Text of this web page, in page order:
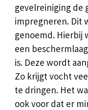
gevelreiniging de
impregneren. Dit
genoemd. Hierbij
een
is. Deze wordt
Zo krijgt vocht
te dringen. Het
ook voor dat er